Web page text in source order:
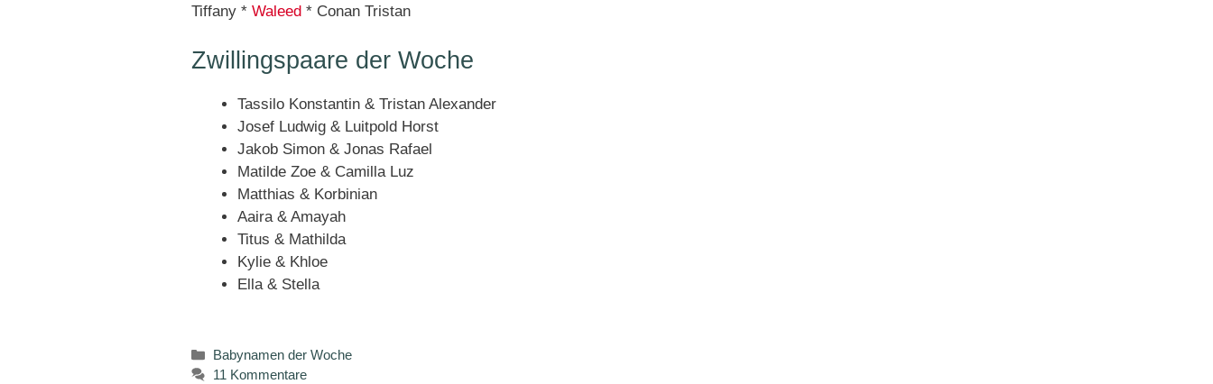
Tiffany * Waleed * Conan Tristan
Zwillingspaare der Woche
Tassilo Konstantin & Tristan Alexander
Josef Ludwig & Luitpold Horst
Jakob Simon & Jonas Rafael
Matilde Zoe & Camilla Luz
Matthias & Korbinian
Aaira & Amayah
Titus & Mathilda
Kylie & Khloe
Ella & Stella
Kategorien
Babynamen der Woche
11 Kommentare